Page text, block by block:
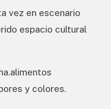
vez en escenario
espacio cultural
y colores.